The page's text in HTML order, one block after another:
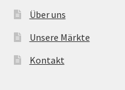
Über uns
Unsere Märkte
Kontakt